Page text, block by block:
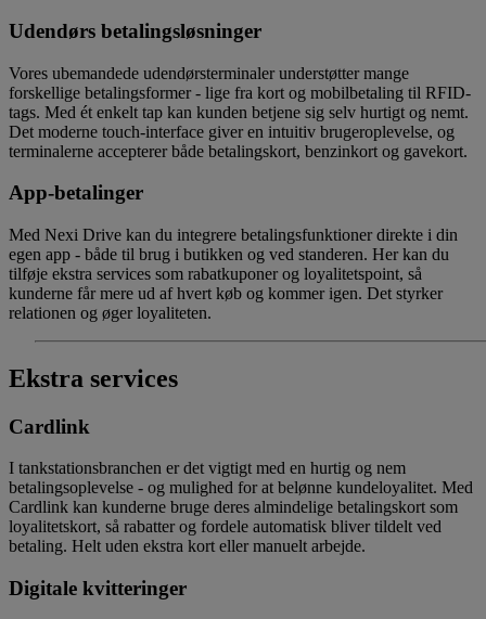
Udendørs betalingsløsninger
Vores ubemandede udendørsterminaler understøtter mange
forskellige betalingsformer - lige fra kort og mobilbetaling til RFID-
tags. Med ét enkelt tap kan kunden betjene sig selv hurtigt og nemt.
Det moderne touch-interface giver en intuitiv brugeroplevelse, og
terminalerne accepterer både betalingskort, benzinkort og gavekort.
App-betalinger
Med Nexi Drive kan du integrere betalingsfunktioner direkte i din
egen app - både til brug i butikken og ved standeren. Her kan du
tilføje ekstra services som rabatkuponer og loyalitetspoint, så
kunderne får mere ud af hvert køb og kommer igen. Det styrker
relationen og øger loyaliteten.
Ekstra services
Cardlink
I tankstationsbranchen er det vigtigt med en hurtig og nem
betalingsoplevelse - og mulighed for at belønne kundeloyalitet. Med
Cardlink kan kunderne bruge deres almindelige betalingskort som
loyalitetskort, så rabatter og fordele automatisk bliver tildelt ved
betaling. Helt uden ekstra kort eller manuelt arbejde.
Digitale kvitteringer